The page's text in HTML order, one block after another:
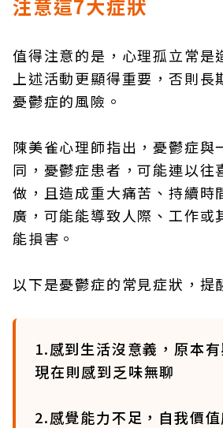
注意這7大症狀
值得注意的是，心理孤立常是
上述活動更顯得重要，否則長
憂鬱症的風險。
陳美雀心理師指出，憂鬱症與
同，憂鬱症患者，可能連以往
做，且造成重大痛苦、持續時
廣，可能能導致人際、工作或
能損害。
以下是憂鬱症的常見症狀，提
1.感到生活沒意義，原本有
現在則感到乏味無聊
2.感覺能力不足，自我價